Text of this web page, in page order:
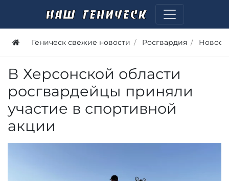
Геническ свежие новости Росгвардия
В Херсонской области
росгвардейцы приняли
участие в спортивной
акции